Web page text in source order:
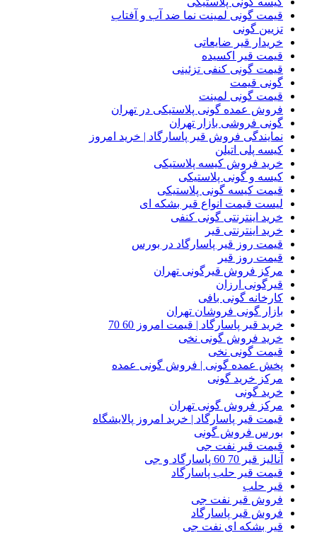
قیمت گونی لمینت نما ضد آب و آفتاب
تزیین گونی
خریدار قیر ضایعاتی
قیمت قیر اکسیده
قیمت گونی کنفی تزئینی
گونی قیمت
قیمت گونی لمینت
فروش عمده گونی پلاستیکی در تهران
گونی فروشی بازار تهران
نمایندگی فروش قیر پاسارگاد | خرید امروز
کیسه پلی اتیلن
خرید فروش کیسه پلاستیکی
کیسه و گونی پلاستیکی
قیمت کیسه گونی پلاستیکی
لیست قیمت انواع قیر بشکه ای
خرید اینترنتی گونی کنفی
خرید اینترنتی قیر
قیمت روز قیر پاسارگاد در بورس
قیمت روز قیر
مرکز فروش قیرگونی تهران
قیرگونی ارزان
کارخانه گونی بافی
بازار گونی فروشان تهران
خرید قیر پاسارگاد | قیمت امروز 60 70
خرید فروش گونی نخی
قیمت گونی نخی
پخش عمده گونی | فروش گونی عمده
مرکز خرید گونی
خرید گونی
مرکز فروش گونی تهران
قیمت قیر پاسارگاد | خرید امروز پالایشگاه
بورس فروش گونی
قیمت قیر نفت جی
آنالیز قیر 70 60 پاسارگاد و جی
قیمت قیر حلب پاسارگاد
قیر حلب
فروش قیر نفت جی
فروش قیر پاسارگاد
قیر بشکه ای نفت جی